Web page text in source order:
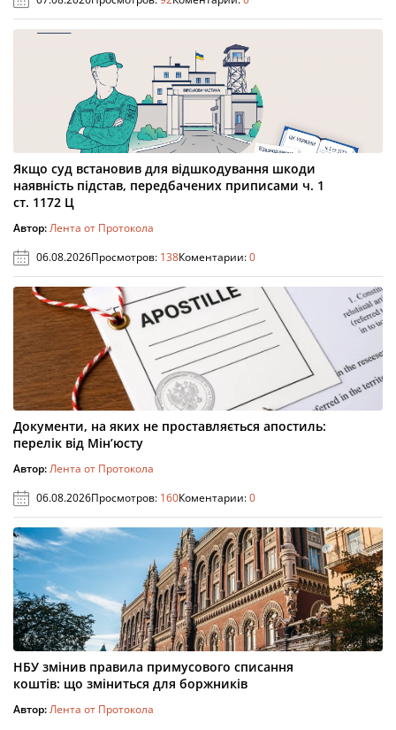
Якщо суд встановив для відшкодування шкоди
наявність підстав, передбачених приписами ч. 1
ст. 1172 Ц
Автор:Лента от Протокола
06.08.2026Просмотров: 138Коментарии:0
Документи, на яких не проставляється апостиль:
перелік від Мін’юсту
Автор:Лента от Протокола
06.08.2026Просмотров: 160Коментарии:0
НБУ змінив правила примусового списання
коштів: що зміниться для боржників
Автор:Лента от Протокола